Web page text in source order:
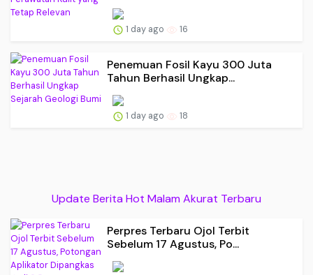
1 day ago 16
Penemuan Fosil Kayu 300 Juta
Tahun Berhasil Ungkap...
1 day ago 18
Update Berita Hot Malam Akurat Terbaru
Perpres Terbaru Ojol Terbit
Sebelum 17 Agustus, Po...